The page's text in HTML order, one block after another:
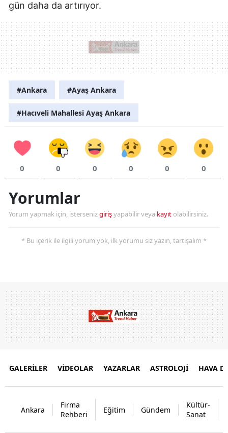
gün daha da artırıyor.
#Ankara #Ayaş Ankara
#Hacıveli Mahallesi Ayaş Ankara
0 0 0 0 0 0
Yorumlar
Yorum yapmak için, istersenizgirişyapabilir veya kayıt olabilirsiniz.
* Bu içerik ile ilgili yorum yok, ilk yorumu siz yazın, tartışalım *
GALERİLER VİDEOLAR YAZARLAR ASTROLOJİ HAVA
Ankara
Firma
Rehberi
Eğitim Gündem
Kültür-
Sanat